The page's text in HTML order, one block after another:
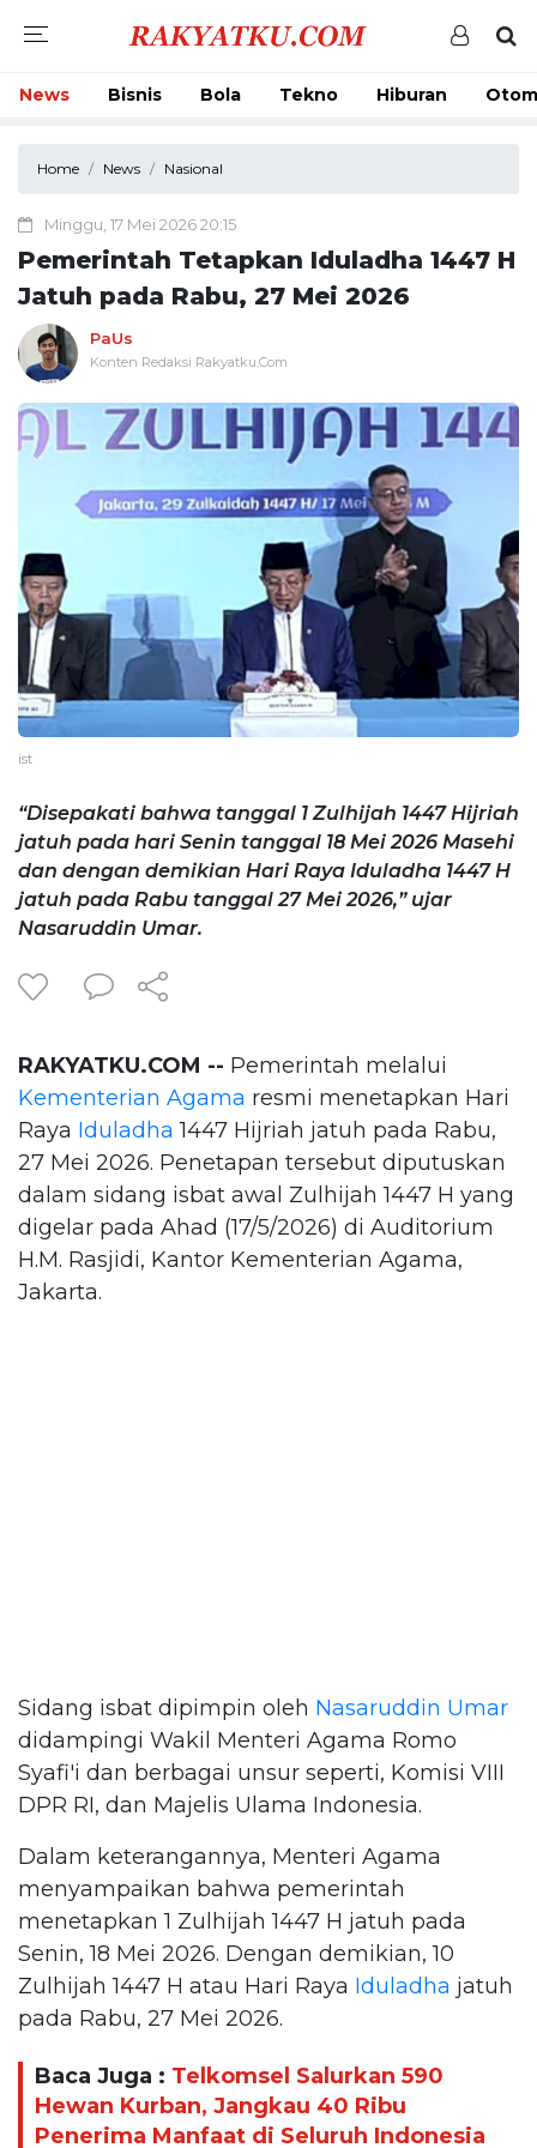
News Bisnis Bola Tekno Hiburan
Home News Nasional
Minggu, 17 Mei 2026 20:15
Pemerintah Tetapkan Iduladha 1447 H
Jatuh pada Rabu, 27 Mei 2026
PaUs
Konten Redaksi Rakyatku.Com
ist
“Disepakati bahwa tanggal 1 Zulhijah 1447 Hijriah
jatuh pada hari Senin tanggal 18 Mei 2026 Masehi
dan dengan demikian Hari Raya Iduladha 1447 H
jatuh pada Rabu tanggal 27 Mei 2026,” ujar
Nasaruddin Umar.
RAKYATKU.COM -- Pemerintah melalui
Kementerian Agama resmi menetapkan Hari
Raya Iduladha 1447 Hijriah jatuh pada Rabu,
27 Mei 2026. Penetapan tersebut diputuskan
dalam sidang isbat awal Zulhijah 1447 H yang
digelar pada Ahad (17/5/2026) di Auditorium
H.M. Rasjidi, Kantor Kementerian Agama,
Jakarta.
Sidang isbat dipimpin oleh Nasaruddin Umar
didampingi Wakil Menteri Agama Romo
Syafi'i dan berbagai unsur seperti, Komisi VIII
DPR RI, dan Majelis Ulama Indonesia.
Dalam keterangannya, Menteri Agama
menyampaikan bahwa pemerintah
menetapkan 1 Zulhijah 1447 H jatuh pada
Senin, 18 Mei 2026. Dengan demikian, 10
Zulhijah 1447 H atau Hari Raya Iduladha jatuh
pada Rabu, 27 Mei 2026.
Baca Juga : Telkomsel Salurkan 590
Hewan Kurban, Jangkau 40 Ribu
Penerima Manfaat di Seluruh Indonesia